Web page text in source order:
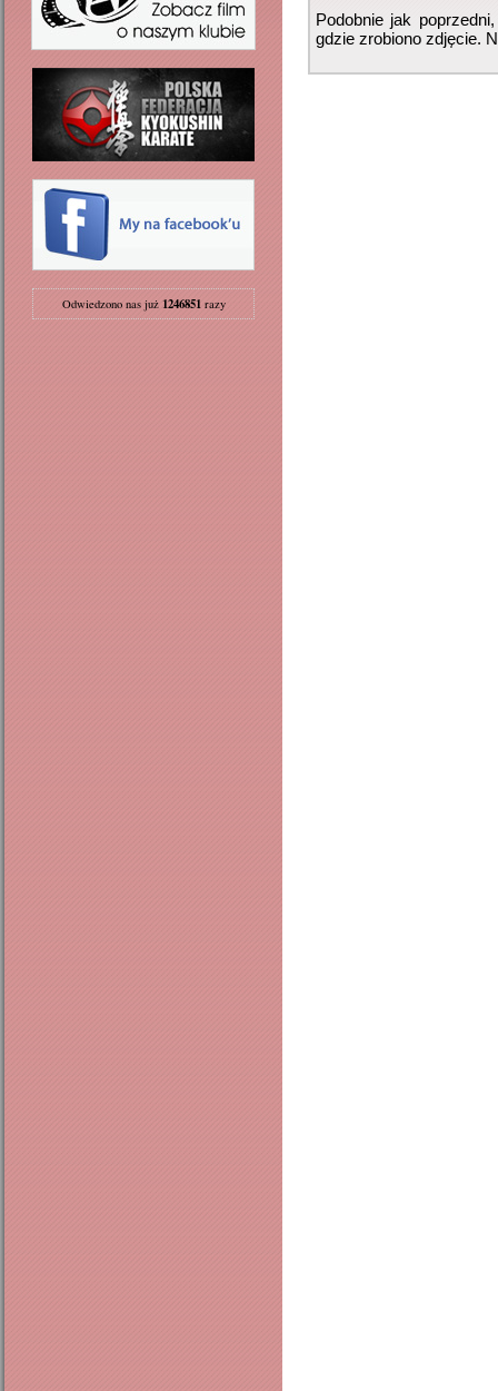
Odwiedzono nas już 1246851razy
Podobnie jak
gdzie zrobiono zdjęcie.